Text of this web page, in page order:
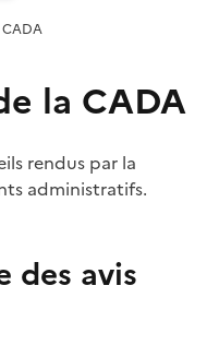
CADA
la CADA
rendus par la
administratifs.
des avis